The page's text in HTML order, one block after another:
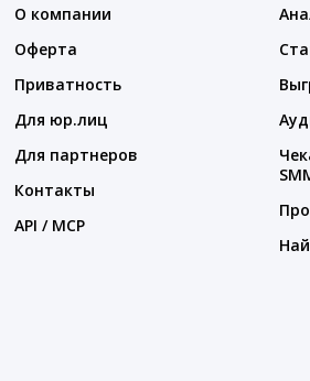
О компании
Оферта
Приватность
Для юр.лиц
Для партнеров
Контакты
API / MCP